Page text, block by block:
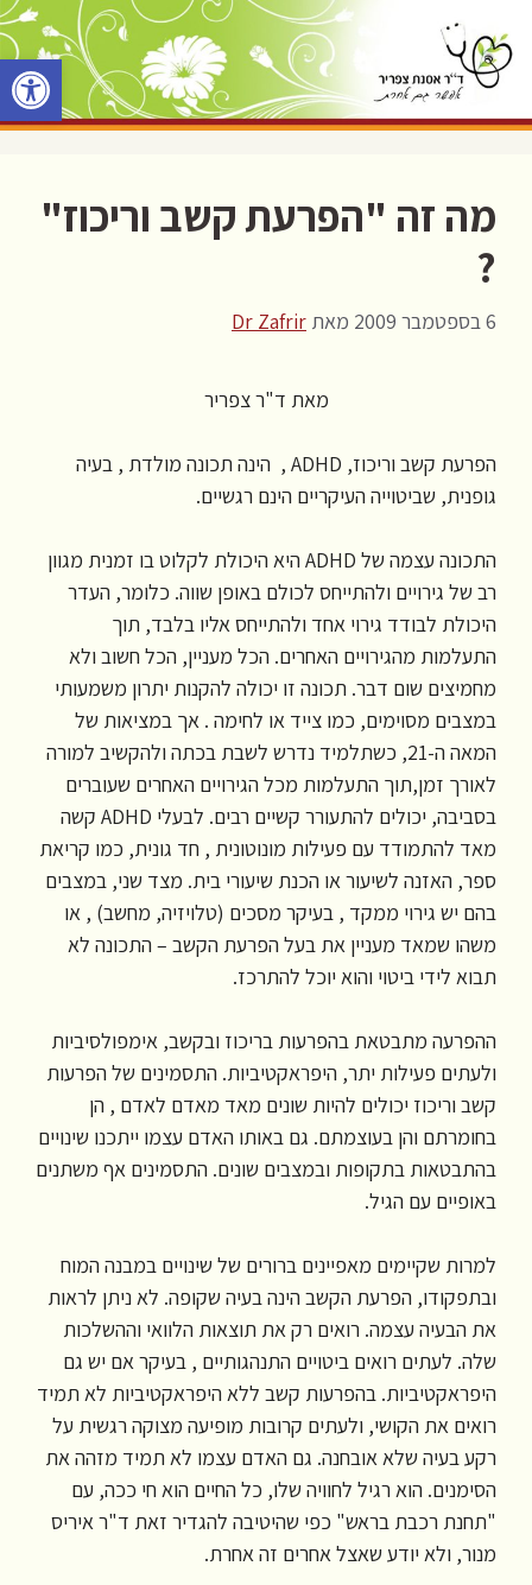
פתח
לתוכן
מה זה "הפרעת קשב וריכוז"
?
6 בספטמבר 2009 מאת Dr Zafrir
מאת ד"ר צפריר
הפרעת קשב וריכוז, ADHD , הינה תכונה מולדת , בעיה
גופנית, שביטוייה העיקריים הינם רגשיים.
התכונה עצמה של ADHD היא היכולת לקלוט בו זמנית מגוון
רב של גירויים ולהתייחס לכולם באופן שווה. כלומר, העדר
היכולת לבודד גירוי אחד ולהתייחס אליו בלבד, תוך
התעלמות מהגירויים האחרים. הכל מעניין, הכל חשוב ולא
מחמיצים שום דבר. תכונה זו יכולה להקנות יתרון משמעותי
במצבים מסוימים, כמו צייד או לחימה . אך במציאות של
המאה ה-21, כשתלמיד נדרש לשבת בכתה ולהקשיב למורה
לאורך זמן,תוך התעלמות מכל הגירויים האחרים שעוברים
בסביבה, יכולים להתעורר קשיים רבים. לבעלי ADHD קשה
מאד להתמודד עם פעילות מונוטונית , חד גונית, כמו קריאת
ספר, האזנה לשיעור או הכנת שיעורי בית. מצד שני, במצבים
בהם יש גירוי ממקד , בעיקר מסכים (טלויזיה, מחשב) , או
משהו שמאד מעניין את בעל הפרעת הקשב – התכונה לא
תבוא לידי ביטוי והוא יוכל להתרכז.
ההפרעה מתבטאת בהפרעות בריכוז ובקשב, אימפולסיביות
ולעתים פעילות יתר, היפראקטיביות. התסמינים של הפרעות
קשב וריכוז יכולים להיות שונים מאד מאדם לאדם , הן
בחומרתם והן בעוצמתם. גם באותו האדם עצמו ייתכנו שינויים
בהתבטאות בתקופות ובמצבים שונים. התסמינים אף משתנים
באופיים עם הגיל.
למרות שקיימים מאפיינים ברורים של שינויים במבנה המוח
ובתפקודו, הפרעת הקשב הינה בעיה שקופה. לא ניתן לראות
את הבעיה עצמה. רואים רק את תוצאות הלוואי וההשלכות
שלה. לעתים רואים ביטויים התנהגותיים , בעיקר אם יש גם
היפראקטיביות. בהפרעות קשב ללא היפראקטיביות לא תמיד
רואים את הקושי, ולעתים קרובות מופיעה מצוקה רגשית על
רקע בעיה שלא אובחנה. גם האדם עצמו לא תמיד מזהה את
הסימנים. הוא רגיל לחוויה שלו, כל החיים הוא חי ככה, עם
"תחנת רכבת בראש" כפי שהיטיבה להגדיר זאת ד"ר איריס
מנור, ולא יודע שאצל אחרים זה אחרת.